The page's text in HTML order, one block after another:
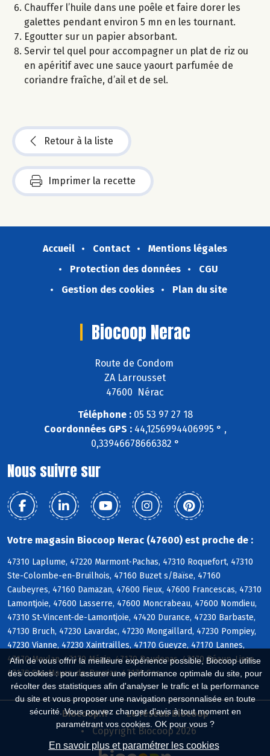
Afin de vous offrir la meilleure expérience possible, Biocoop utilise
des cookies : pour assurer une performance optimale du site, pour
récolter des statistiques afin d'analyser le trafic et la performance
du site et vous proposer une navigation personnalisée en toute
sécurité. Vous pouvez changer d'avis à tout moment en
paramétrant vos cookies. OK pour vous ?
En savoir plus et paramétrer les cookies
Chauffer l’huile dans une poêle et faire dorer les
galettes pendant environ 5 mn en les tournant.
Egoutter sur un papier absorbant.
Servir tel quel pour accompagner un plat de riz ou
en apéritif avec une sauce yaourt parfumée de
coriandre fraîche, d’ail et de sel.
Retour à la liste
Imprimer la recette
Accueil Contact
Mentions légales
Protection des données
CGU
Gestion des cookies
Plan du site
Biocoop Nerac
Route de Condom
ZA Larrousset
47600 Nérac
Téléphone :05 53 97 27 18
Coordonnées GPS :44,1256994406995 ° ,
0,33946678666382 °
Nous suivre sur
Votre magasin Biocoop Nerac (47600) est proche de :
47310 Laplume, 47220 Marmont-Pachas, 47310 Roquefort, 47310
Ste-Colombe-en-Bruilhois, 47160 Buzet s/Baïse, 47160
Caubeyres, 47160 Damazan, 47600 Fieux, 47600 Francescas, 47310
Lamontjoie, 47600 Lasserre, 47600 Moncrabeau, 47600 Nomdieu,
47310 St-Vincent-de-Lamontjoie, 47420 Durance, 47230 Barbaste,
47130 Bruch, 47230 Lavardac, 47230 Mongaillard, 47230 Pompiey,
47230 Vianne, 47230 Xaintrailles, 47170 Gueyze, 47170 Lannes,
47170 Meylan, 47170 Mézin, 47170 Poudenas, 47170 Réaup-Lisse,
47170 Ste-Maure-de-Peyriac, 47170 Sos
Biocoop.fr
Le réseau Biocoop
Copyright Biocoop 2026